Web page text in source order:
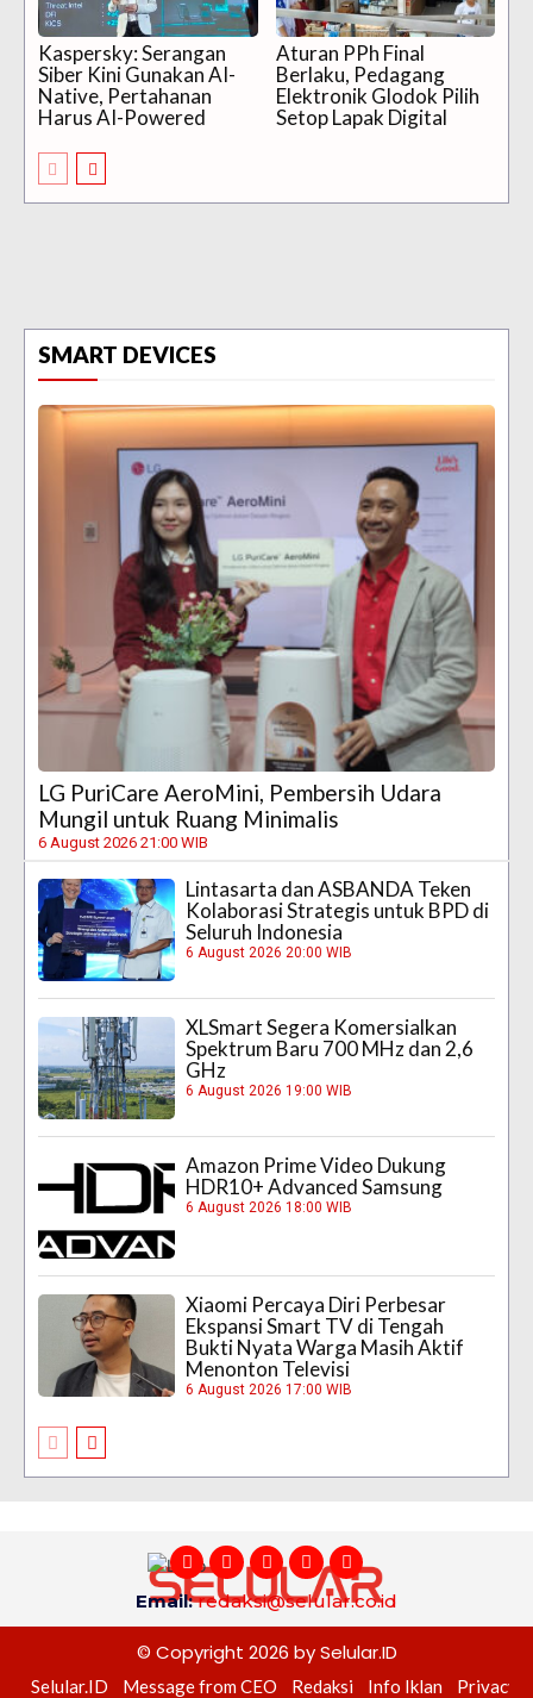
Kaspersky: Serangan
Siber Kini Gunakan AI-
Native, Pertahanan
Harus AI-Powered
Aturan PPh Final
Berlaku, Pedagang
Elektronik Glodok Pilih
Setop Lapak Digital
SMART DEVICES
LG PuriCare AeroMini, Pembersih Udara
Mungil untuk Ruang Minimalis
6 August 2026 21:00 WIB
Lintasarta dan ASBANDA Teken
Kolaborasi Strategis untuk BPD di
Seluruh Indonesia
6 August 2026 20:00 WIB
XLSmart Segera Komersialkan
Spektrum Baru 700 MHz dan 2,6
GHz
6 August 2026 19:00 WIB
Amazon Prime Video Dukung
HDR10+ Advanced Samsung
6 August 2026 18:00 WIB
Xiaomi Percaya Diri Perbesar
Ekspansi Smart TV di Tengah
Bukti Nyata Warga Masih Aktif
Menonton Televisi
6 August 2026 17:00 WIB
Email:redaksi@selular.co.id
© Copyright 2026 by Selular.ID
Selular.ID Message from CEO Redaksi Info Iklan Privacy